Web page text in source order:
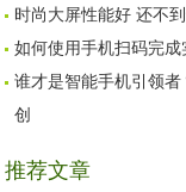
时尚大屏性能好 还不
如何使用手机扫码完
谁才是智能手机引领
创
推荐文章